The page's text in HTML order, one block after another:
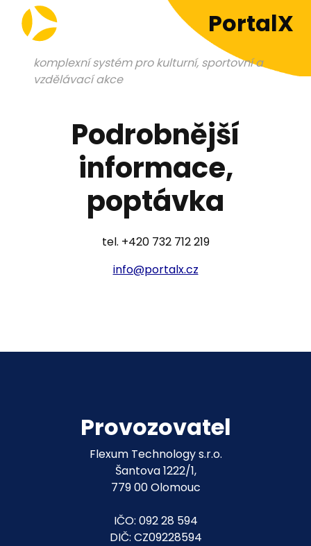
PortalX
komplexní systém pro kulturní, sportovní a
vzdělávací akce
Podrobnější
informace,
poptávka
tel. +420 732 712 219
info@portalx.cz
Provozovatel
Flexum Technology s.r.o.
Šantova 1222/1,
779 00 Olomouc
IČO: 092 28 594
DIČ: CZ09228594